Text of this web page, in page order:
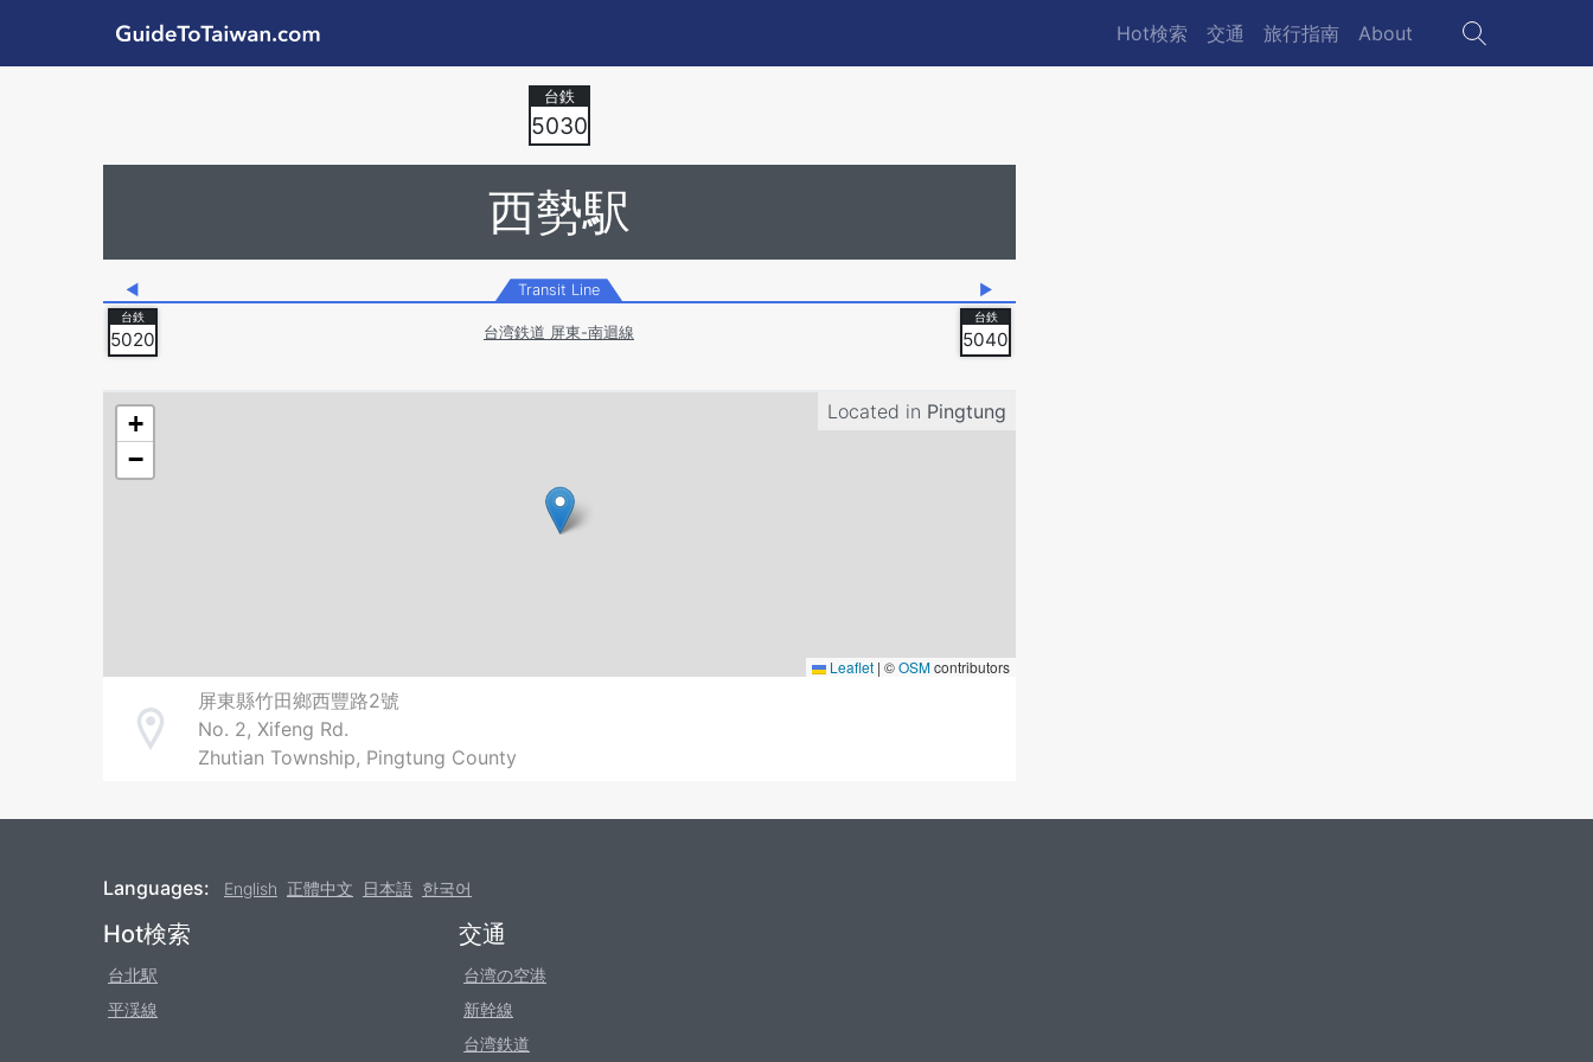
GuideToTaiwan.com
Main
Hot検索 交通 旅行指南 About
5030
西勢駅
◀ Transit Line ▶
5020 台湾鉄道 屏東-南迴線 5040
Located in Pingtung
+
−
Leaflet | ©OSMcontributors
Address
屏東縣竹田鄉西豐路2號
No. 2, Xifeng Rd.
Zhutian Township, Pingtung County
Languages: English 正體中文 日本語 한국어
Footer
Hot検索
台北駅
平渓線
交通
台湾の空港
新幹線
台湾鉄道